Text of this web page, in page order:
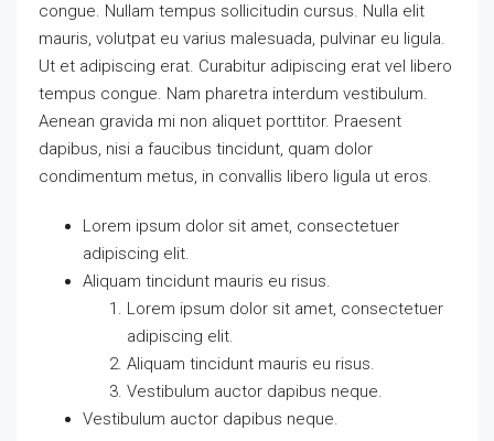
congue. Nullam tempus sollicitudin cursus. Nulla elit
mauris, volutpat eu varius malesuada, pulvinar eu ligula.
Ut et adipiscing erat. Curabitur adipiscing erat vel libero
tempus congue. Nam pharetra interdum vestibulum.
Aenean gravida mi non aliquet porttitor. Praesent
dapibus, nisi a faucibus tincidunt, quam dolor
condimentum metus, in convallis libero ligula ut eros.
Lorem ipsum dolor sit amet, consectetuer
adipiscing elit.
Aliquam tincidunt mauris eu risus.
Lorem ipsum dolor sit amet, consectetuer
adipiscing elit.
Aliquam tincidunt mauris eu risus.
Vestibulum auctor dapibus neque.
Vestibulum auctor dapibus neque.